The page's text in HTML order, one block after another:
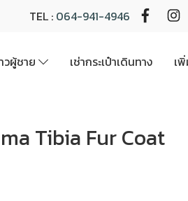
TEL : 064-941-4946
วผู้ชาย เช่ากระเป๋าเดินทาง เ
Tibia Fur Coat